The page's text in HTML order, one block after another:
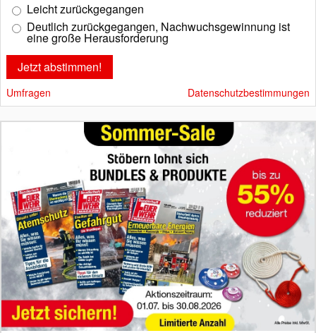
Leicht zurückgegangen
Deutlich zurückgegangen, Nachwuchsgewinnung ist
eine große Herausforderung
Umfragen Datenschutzbestimmungen